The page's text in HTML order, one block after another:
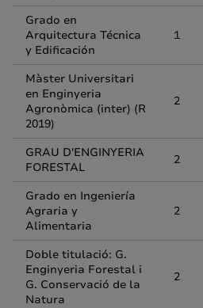
Grado en
Arquitectura Técnica
y Edificación
1
Màster Universitari
en Enginyeria
Agronòmica (inter) (R
2019)
2
GRAU D'ENGINYERIA
FORESTAL
2
Grado en Ingeniería
Agraria y
Alimentaria
2
Doble titulació: G.
Enginyeria Forestal i
G. Conservació de la
Natura
2